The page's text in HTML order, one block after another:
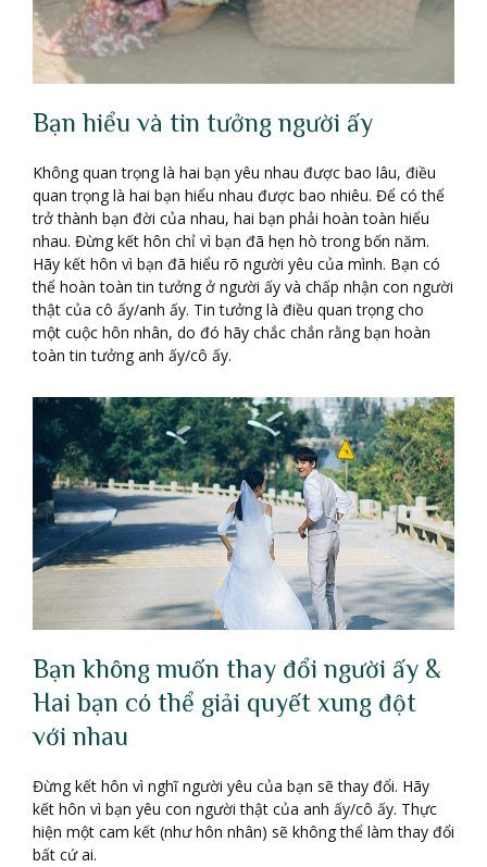
Bạn hiểu và tin tưởng người ấy
Không quan trọng là hai bạn yêu nhau được bao lâu, điều
quan trọng là hai bạn hiểu nhau được bao nhiêu. Để có thể
trở thành bạn đời của nhau, hai bạn phải hoàn toàn hiểu
nhau. Đừng kết hôn chỉ vì bạn đã hẹn hò trong bốn năm.
Hãy kết hôn vì bạn đã hiểu rõ người yêu của mình. Bạn có
thể hoàn toàn tin tưởng ở người ấy và chấp nhận con người
thật của cô ấy/anh ấy. Tin tưởng là điều quan trọng cho
một cuộc hôn nhân, do đó hãy chắc chắn rằng bạn hoàn
toàn tin tưởng anh ấy/cô ấy.
Bạn không muốn thay đổi người ấy &
Hai bạn có thể giải quyết xung đột
với nhau
Đừng kết hôn vì nghĩ người yêu của bạn sẽ thay đổi. Hãy
kết hôn vì bạn yêu con người thật của anh ấy/cô ấy. Thực
hiện một cam kết (như hôn nhân) sẽ không thể làm thay đổi
bất cứ ai.